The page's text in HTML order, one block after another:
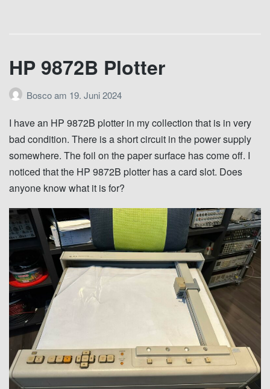
HP 9872B Plotter
Boscoam 19. Juni 2024
I have an HP 9872B plotter in my collection that is in very
bad condition. There is a short circuit in the power supply
somewhere. The foil on the paper surface has come off. I
noticed that the HP 9872B plotter has a card slot. Does
anyone know what it is for?